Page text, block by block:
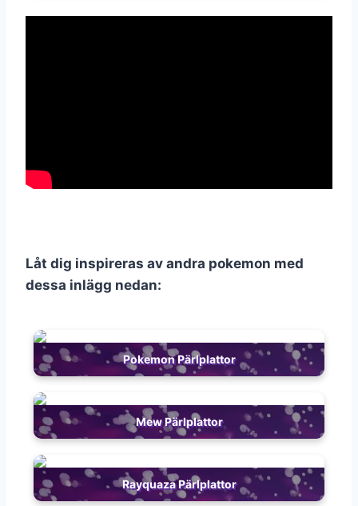
Låt dig inspireras av andra pokemon med
dessa inlägg nedan:
Pokemon Pärlplattor
Mew Pärlplattor
Rayquaza Pärlplattor